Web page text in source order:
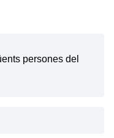
persones del